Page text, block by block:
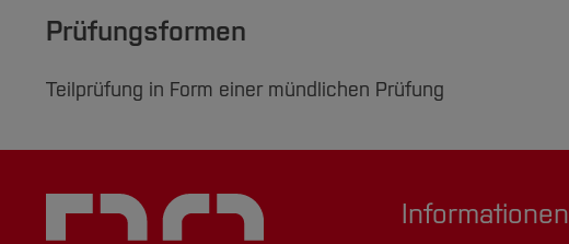
Prüfungsformen
Teilprüfung in Form einer mündlichen Prüfung
Informationen